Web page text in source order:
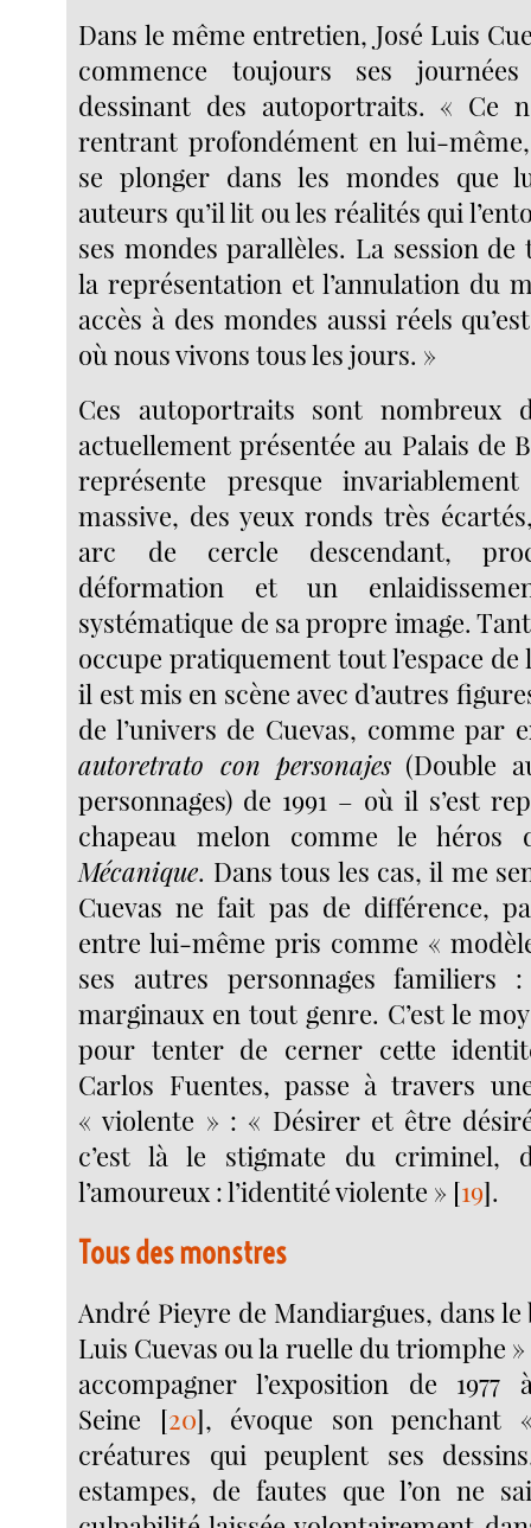
Dans le même entretien, José Luis
commence toujours ses
dessinant des autoportraits. « Ce
rentrant profondément en lui-
se plonger dans les mondes que
auteurs qu’il lit ou les réalités qui
ses mondes parallèles. La session
la représentation et l’annulation du
accès à des mondes aussi réels
où nous vivons tous les jours. »
Ces autoportraits sont nombreux
actuellement présentée au Palais de
représente presque
massive, des yeux ronds très
arc de cercle descendant,
déformation et un
systématique de sa propre image.
occupe pratiquement tout l’espace de
il est mis en scène avec d’autres
de l’univers de Cuevas, comme par
autoretrato con personajes(Double
personnages) de 1991 – où il s’est
chapeau melon comme le
Mécanique. Dans tous les cas, il me
Cuevas ne fait pas de différence,
entre lui-même pris comme «
ses autres personnages familiers
marginaux en tout genre. C’est le
pour tenter de cerner cette
Carlos Fuentes, passe à travers
« violente » : « Désirer et être
c’est là le stigmate du criminel,
l’amoureux : l’identité violente » [19].
Tous des monstres
André Pieyre de Mandiargues, dans le
Luis Cuevas ou la ruelle du triomphe
accompagner l’exposition de
Seine [20], évoque son penchant
créatures qui peuplent ses
estampes, de fautes que l’on ne